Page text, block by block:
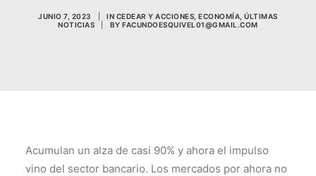
JUNIO 7, 2023 IN CEDEAR Y ACCIONES ,ECONOMÍA ,ÚLTIMAS
NOTICIAS
BYFACUNDOESQUIVEL01@GMAIL.COM
Acumulan un alza de casi 90% y ahora el impulso
vino del sector bancario. Los mercados por ahora no